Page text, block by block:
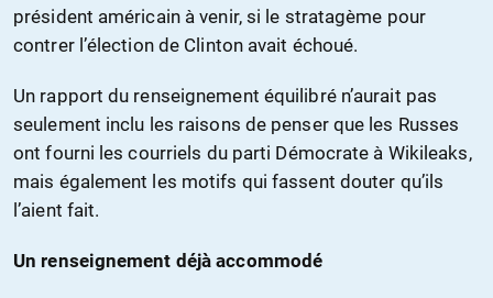
président américain à venir, si le stratagème pour
contrer l’élection de Clinton avait échoué.
Un rapport du renseignement équilibré n’aurait pas
seulement inclu les raisons de penser que les Russes
ont fourni les courriels du parti Démocrate à Wikileaks,
mais également les motifs qui fassent douter qu’ils
l’aient fait.
Un renseignement déjà accommodé